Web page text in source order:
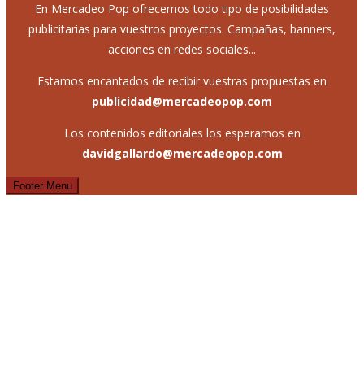
En Mercadeo Pop ofrecemos todo tipo de posibilidades
publicitarias para vuestros proyectos. Campañas, banners,
acciones en redes sociales...
Estamos encantados de recibir vuestras propuestas en
publicidad@mercadeopop.com
Los contenidos editoriales los esperamos en
davidgallardo@mercadeopop.com
Footer Menu